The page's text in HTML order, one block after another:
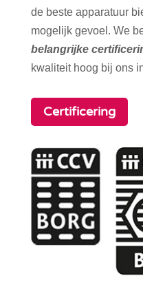
de beste apparatuur
mogelijk gevoel. We
belangrijke
kwaliteit hoog bij ons
Certificering